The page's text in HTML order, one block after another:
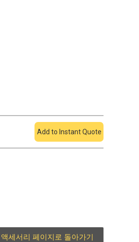
Add to Instant Quote
액세서리 페이지로 돌아가기